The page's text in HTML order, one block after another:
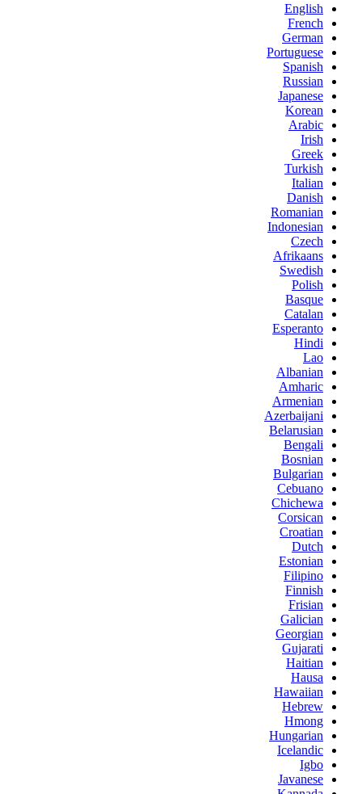
English
French
German
Portuguese
Spanish
Russian
Japanese
Korean
Arabic
Irish
Greek
Turkish
Italian
Danish
Romanian
Indonesian
Czech
Afrikaans
Swedish
Polish
Basque
Catalan
Esperanto
Hindi
Lao
Albanian
Amharic
Armenian
Azerbaijani
Belarusian
Bengali
Bosnian
Bulgarian
Cebuano
Chichewa
Corsican
Croatian
Dutch
Estonian
Filipino
Finnish
Frisian
Galician
Georgian
Gujarati
Haitian
Hausa
Hawaiian
Hebrew
Hmong
Hungarian
Icelandic
Igbo
Javanese